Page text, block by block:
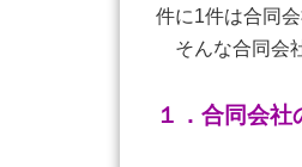
件に1件は合同
そんな合同会
１．合同会社